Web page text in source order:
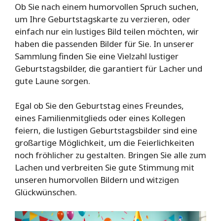
Ob Sie nach einem humorvollen Spruch suchen,
um Ihre Geburtstagskarte zu verzieren, oder
einfach nur ein lustiges Bild teilen möchten, wir
haben die passenden Bilder für Sie. In unserer
Sammlung finden Sie eine Vielzahl lustiger
Geburtstagsbilder, die garantiert für Lacher und
gute Laune sorgen.
Egal ob Sie den Geburtstag eines Freundes,
eines Familienmitglieds oder eines Kollegen
feiern, die lustigen Geburtstagsbilder sind eine
großartige Möglichkeit, um die Feierlichkeiten
noch fröhlicher zu gestalten. Bringen Sie alle zum
Lachen und verbreiten Sie gute Stimmung mit
unseren humorvollen Bildern und witzigen
Glückwünschen.